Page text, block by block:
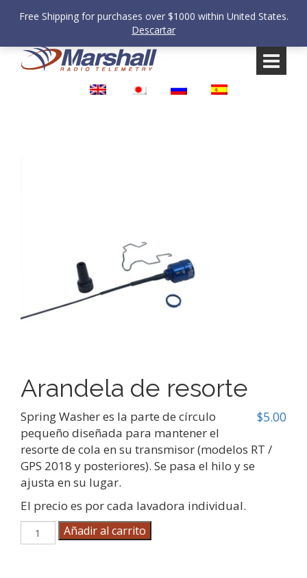
contenido
Arandela de resorte
$5.00
Spring Washer es la parte de círculo
pequeño diseñada para mantener el
resorte de cola en su transmisor (modelos RT /
GPS 2018 y posteriores). Se pasa el hilo y se
ajusta en su lugar.
El precio es por cada lavadora individual.
Arandela
de
Añadir al carrito
Free Shipping for purchases over $1000 within United States.
Descartar